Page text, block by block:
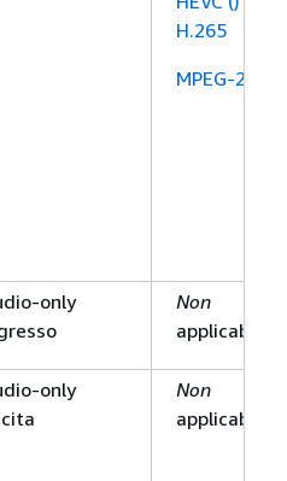
H.265
MPEG-2
only
Non
applicabile
only
Non
applicabile